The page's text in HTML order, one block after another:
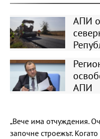
АПИ
АПИ
„Вече има отчуждения.
започне строежът.